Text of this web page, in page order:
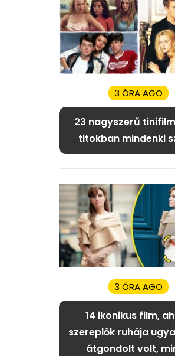
3 ÓRA AGO
23 nagyszerű
titokban mindenki
3 ÓRA AGO
14 ikonikus film,
szereplők ruhája
átgondolt volt,